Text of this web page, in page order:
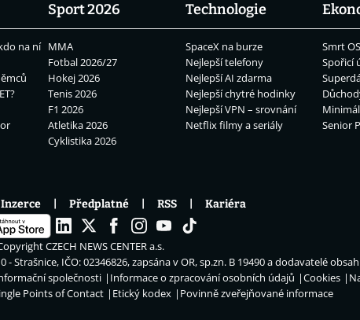
na ní
Sport 2026
MMA
Fotbal 2026/27
Hokej 2026
Tenis 2026
F1 2026
Atletika 2026
Cyklistika 2026
Technologie
SpaceX na burze
Nejlepší telefony
Nejlepší AI zdarma
Nejlepší chytré hodinky
Nejlepší VPN – srovnání
Netflix filmy a seriály
Smrt
Spořicí
Senior
Inzerce Předplatné RSS Kariéra
CZECH NEWS CENTER a.s.
Strašnice, IČO: 02346826, zapsána v OR, sp.zn. B 19490 a dodavatelé
společnosti Informace o zpracování osobních údajů Cookies
Points of Contact Etický kodex Povinně zveřejňované informace